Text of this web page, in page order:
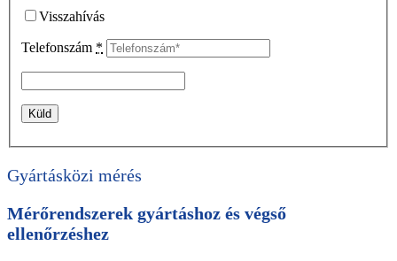
Visszahívás
Telefonszám *
Gyártásközi mérés
Mérőrendszerek gyártáshoz és végső
ellenőrzéshez